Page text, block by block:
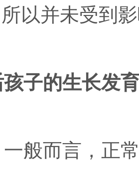
以并未受到
子的生长发
般而言，正